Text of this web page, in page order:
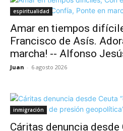
espiritualidad
Amar en tiempos
Francisco de Asís.
marcha! -- Alfonso
Juan - 6 agosto 2026
inmigración
Cáritas denuncia desde